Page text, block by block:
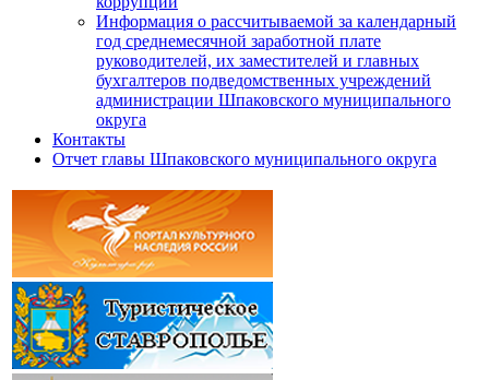
Информация о рассчитываемой за календарный
год среднемесячной заработной плате
руководителей, их заместителей и главных
бухгалтеров подведомственных учреждений
администрации Шпаковского муниципального
округа
Контакты
Отчет главы Шпаковского муниципального округа